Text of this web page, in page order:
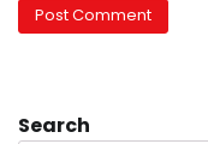
Search